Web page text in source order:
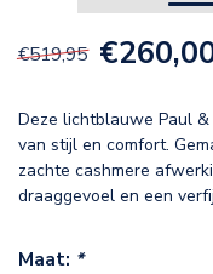
€519,95
Deze lichtblauwe Paul
van stijl en comfort.
zachte cashmere
draaggevoel en een
Maat: *